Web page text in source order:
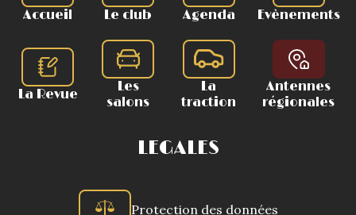
Accueil Le club Agenda Evènements
La Revue
Les
salons
La
traction
Antennes
régionales
LEGALES
Protection des données